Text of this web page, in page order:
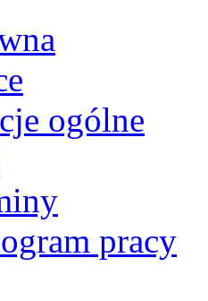
ogólne
pracy